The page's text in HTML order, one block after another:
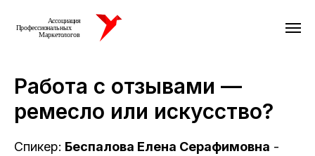
Работа с отзывами —
ремесло или искусство?
Спикер: Беспалова Елена Серафимовна -